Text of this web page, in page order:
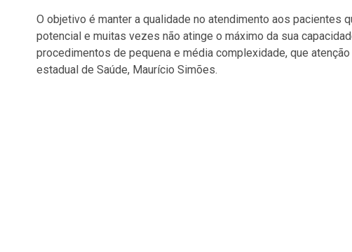
O objetivo é manter a qualidade no atendimento aos pacientes
potencial e muitas vezes não atinge o máximo da sua
procedimentos de pequena e média complexidade, que
estadual de Saúde, Maurício Simões.